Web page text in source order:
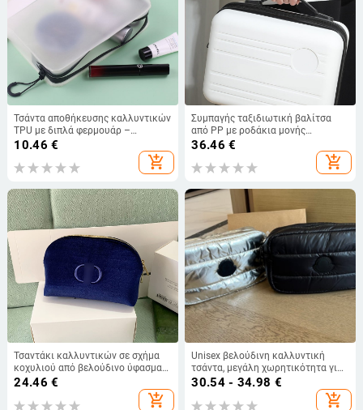
Τσάντα αποθήκευσης καλλυντικών
TPU με διπλά φερμουάρ –
Μονόχρωμη, επένδυση TPU,
αδιάβροχη, καθημερινή χρήση
10.46 €
add_shopping_cart
Συμπαγής ταξιδιωτική βαλίτσα
από PP με ροδάκια μονής
κατεύθυνσης, κλείσιμο με
εξαιρετικά ελαφριά, διαχωρισμός
36.46 €
add_shopping_cart
Τσαντάκι καλλυντικών σε σχήμα
κοχυλιού από βελούδινο ύφασμα
με κέντητο λογότυπο, ελαφρύ,
24.46 €
add_shopping_cart
Unisex βελούδινη καλλυντική
τσάντα, μεγάλη χωρητικότητα για
καθημερινή χρήση, χειμώνας 2024
30.54 - 34.98 €
add_shopping_cart